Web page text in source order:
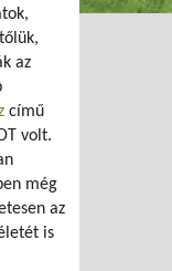
az
című
volt.
még
az
is